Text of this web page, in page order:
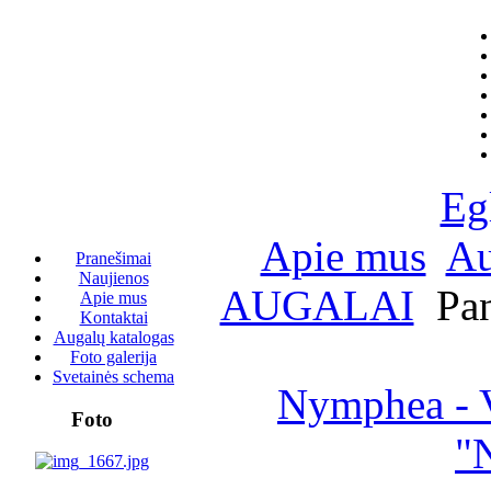
Pranešimai
Naujienos
Apie mus
Kontaktai
Augalų katalogas
Foto galerija
Svetainės schema
Foto
Apie mus
AUGALAI
Nymphea -